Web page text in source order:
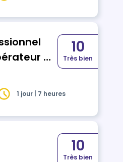
–
10
Très bien
1 jour | 7 heures
10
Très bien